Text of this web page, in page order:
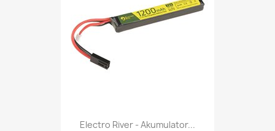
Electro River - Akumulator...